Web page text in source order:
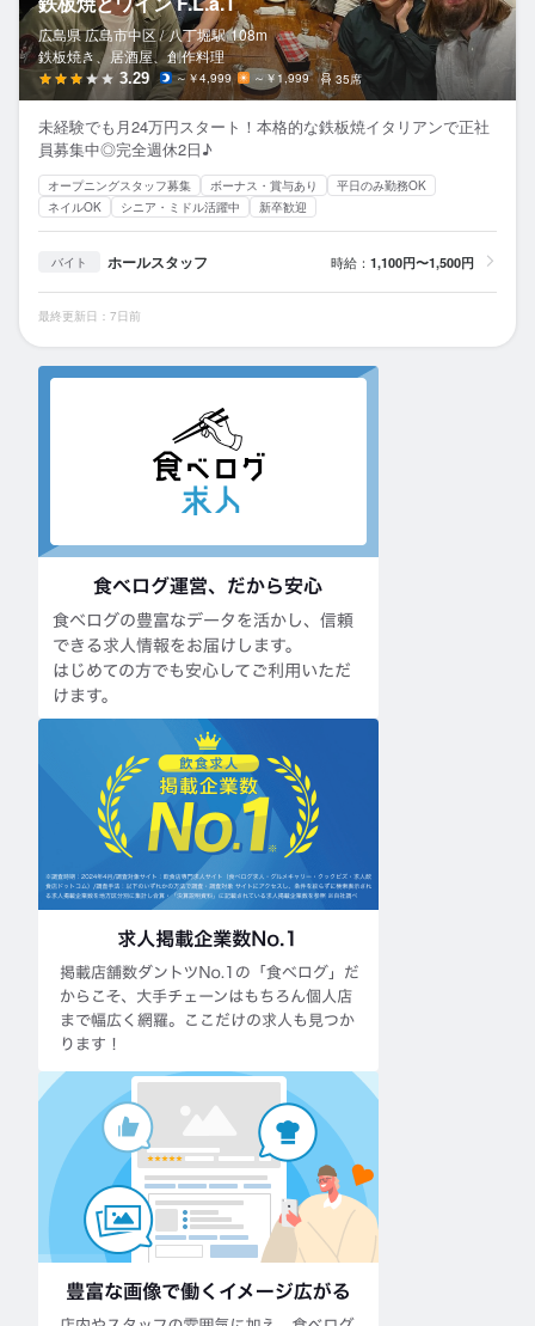
広島県 広島市中区 / 八丁堀駅 108m
鉄板焼き、居酒屋、創作料理
3.29 ～￥4,999 ～￥1,999 35席
未経験でも月24万円スタート！本格的な鉄板焼イタリアンで正社
員募集中◎完全週休2日♪
オープニングスタッフ募集 ボーナス・賞与あり
平日のみ勤務OK
ネイルOK
シニア・ミドル活躍中 新卒歓迎
バイト ホールスタッフ 時給： 1,100円〜1,500円
最終更新日：7日前